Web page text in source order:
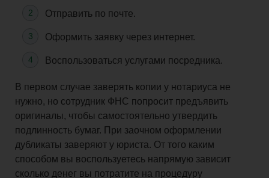
Отправить по почте.
Оформить заявку через интернет.
Воспользоваться услугами посредника.
В первом случае заверять копии у нотариуса не
нужно, но сотрудник ФНС попросит предъявить
оригиналы, чтобы самостоятельно утвердить
подлинность бумаг. При заочном оформлении
дубликаты заверяют у юриста. От того каким
способом вы воспользуетесь напрямую зависит
сколько денег вы потратите на процедуру